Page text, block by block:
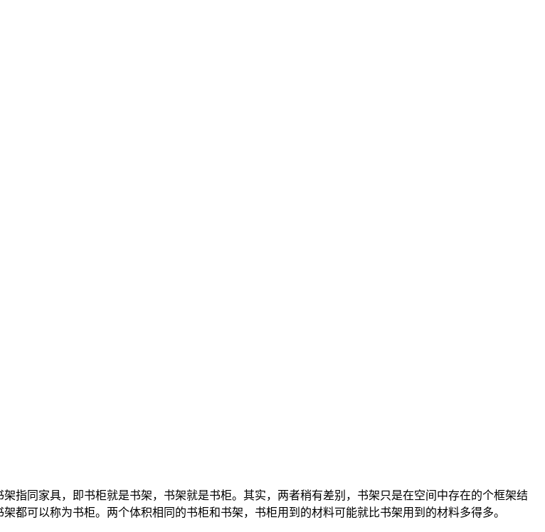
同家具，即书柜就是书架，书架就是书柜。其实，两者稍有差别，书架只是在空间中存在的个框架结
都可以称为书柜。两个体积相同的书柜和书架，书柜用到的材料可能就比书架用到的材料多得多。